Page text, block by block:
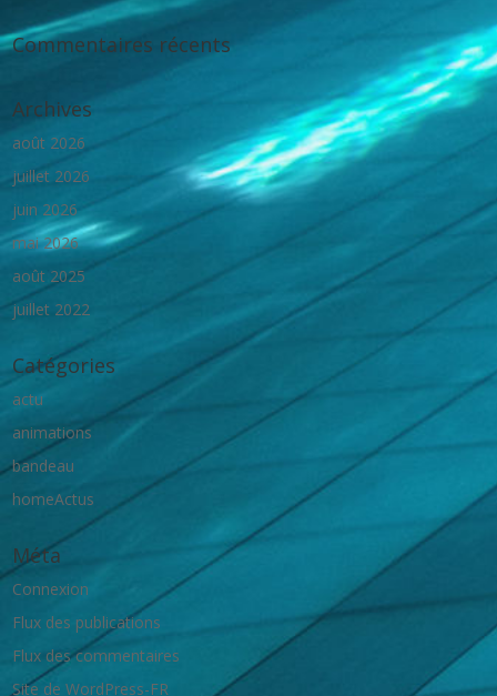
Commentaires récents
Archives
août 2026
juillet 2026
juin 2026
mai 2026
août 2025
juillet 2022
Catégories
actu
animations
bandeau
homeActus
Méta
Connexion
Flux des publications
Flux des commentaires
Site de WordPress-FR